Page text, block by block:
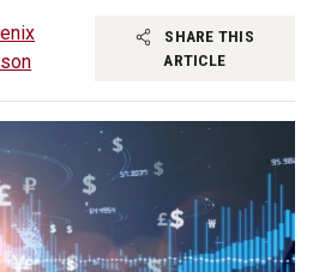
SHARE THIS
ARTICLE